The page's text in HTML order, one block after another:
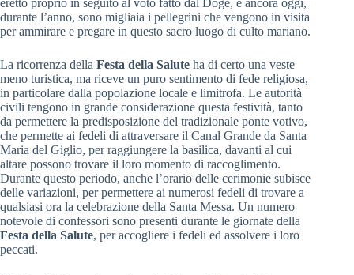
eretto proprio in seguito al voto fatto dal Doge, e ancora oggi,
durante l’anno, sono migliaia i pellegrini che vengono in visita
per ammirare e pregare in questo sacro luogo di culto mariano.
La ricorrenza della Festa della Salute ha di certo una veste
meno turistica, ma riceve un puro sentimento di fede religiosa,
in particolare dalla popolazione locale e limitrofa. Le autorità
civili tengono in grande considerazione questa festività, tanto
da permettere la predisposizione del tradizionale ponte votivo,
che permette ai fedeli di attraversare il Canal Grande da Santa
Maria del Giglio, per raggiungere la basilica, davanti al cui
altare possono trovare il loro momento di raccoglimento.
Durante questo periodo, anche l’orario delle cerimonie subisce
delle variazioni, per permettere ai numerosi fedeli di trovare a
qualsiasi ora la celebrazione della Santa Messa. Un numero
notevole di confessori sono presenti durante le giornate della
Festa della Salute, per accogliere i fedeli ed assolvere i loro
peccati.